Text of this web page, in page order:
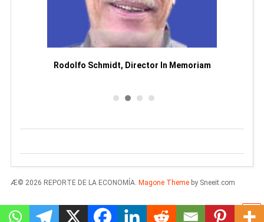
Rodolfo Schmidt, Director In Memoriam
Æ© 2026 REPORTE DE LA ECONOMÍA. Magone Themeby Sneeit.com